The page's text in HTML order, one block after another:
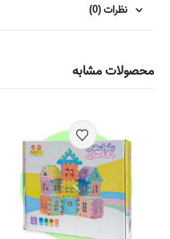
نظرات (0)
محصولات مشابه